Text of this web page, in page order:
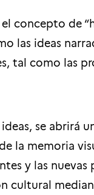
concepto de
las ideas
tal como las
se abrirá
la memoria
y las nuevas
cultural